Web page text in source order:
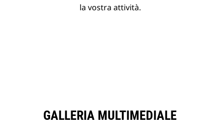
la vostra attività.
GALLERIA MULTIMEDIALE